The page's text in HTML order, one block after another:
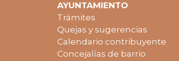
AYUNTAMIENTO
Trámites
Quejas y sugerencias
Calendario contribuyente
Concejalías de barrio